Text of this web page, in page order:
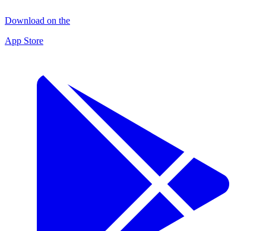
Download on the
App Store